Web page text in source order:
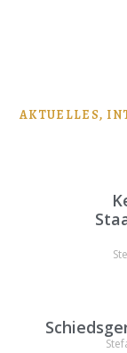
AKTUELLES,